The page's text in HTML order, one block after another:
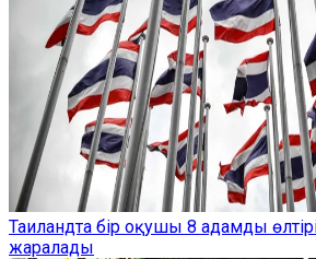
Таиландта бір оқушы 8 адамды
жаралады